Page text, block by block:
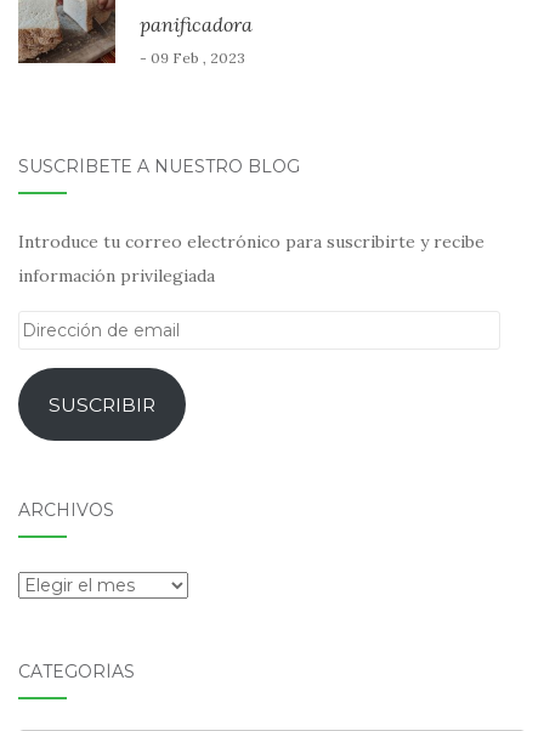
panificadora
- 09 Feb , 2023
SUSCRÍBETE A NUESTRO BLOG
Introduce tu correo electrónico para suscribirte y recibe
información privilegiada
Dirección
emailSUSCRIBIR
ARCHIVOS
Archivos
CATEGORÍAS